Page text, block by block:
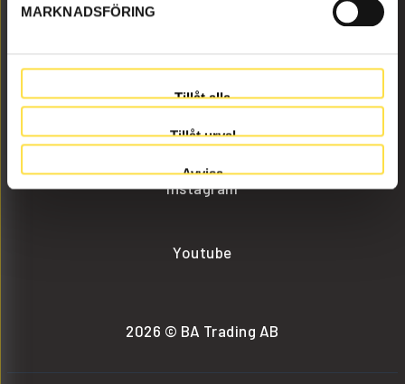
MARKNADSFÖRING
Tillåt alla
Tillåt urval
Avvisa
info@batrading.se
+46 (0) 152-32500
Instagram
Youtube
2026 © BA Trading AB